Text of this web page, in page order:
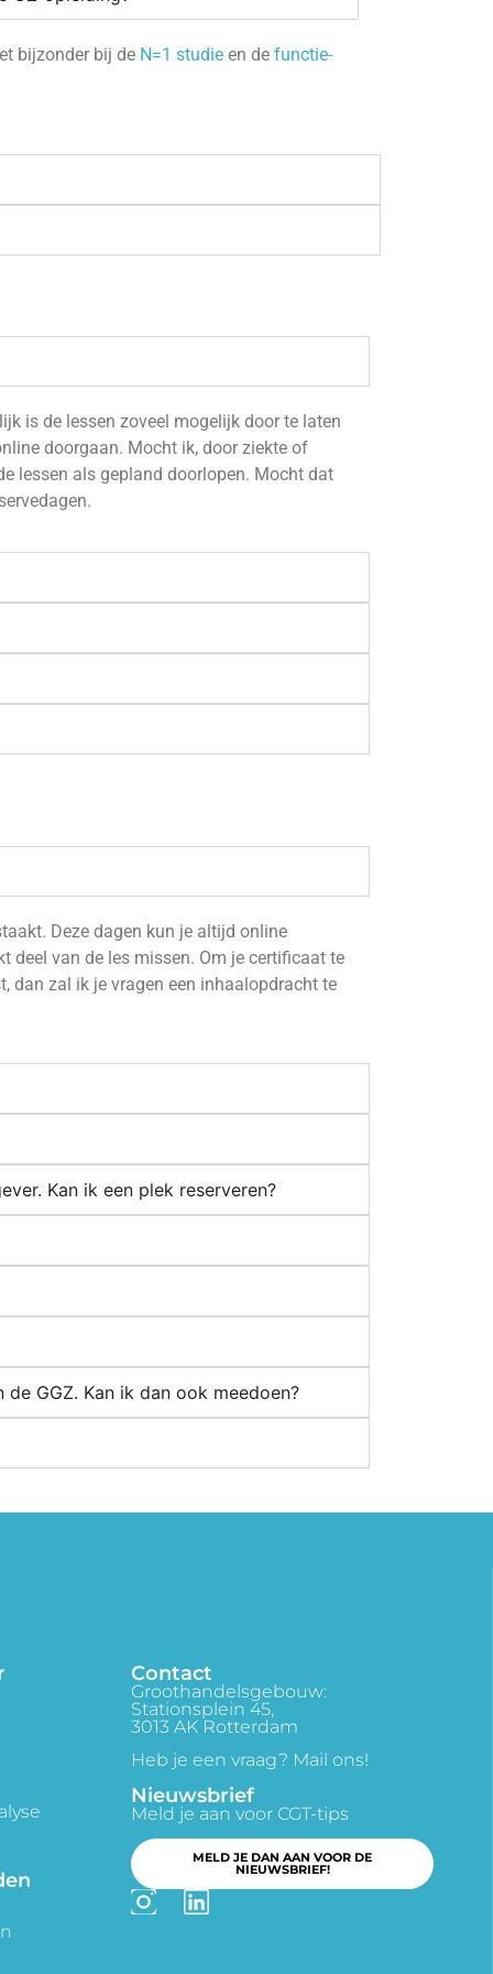
bijzonder bij de N=1 studie en de functie-
is de lessen zoveel mogelijk door te laten
doorgaan. Mocht ik, door ziekte of
lessen als gepland doorlopen. Mocht dat
Deze dagen kun je altijd online
deel van de les missen. Om je certificaat te
dan zal ik je vragen een inhaalopdracht te
Kan ik een plek reserveren?
GGZ. Kan ik dan ook meedoen?
Contact
Groothandelsgebouw:
Stationsplein 45,
3013 AK Rotterdam
Heb je een vraag? Mail ons!
Nieuwsbrief
Meld je aan voor CGT-tips
MELD JE DAN AAN VOOR DE
NIEUWSBRIEF!